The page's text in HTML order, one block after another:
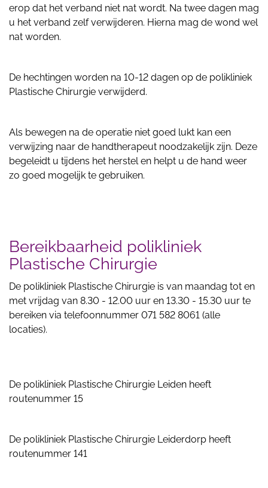
erop dat het verband niet nat wordt. Na twee dagen mag
u het verband zelf verwijderen. Hierna mag de wond wel
nat worden.
De hechtingen worden na 10-12 dagen op de polikliniek
Plastische Chirurgie verwijderd.
Als bewegen na de operatie niet goed lukt kan een
verwijzing naar de handtherapeut noodzakelijk zijn. Deze
begeleidt u tijdens het herstel en helpt u de hand weer
zo goed mogelijk te gebruiken.
Bereikbaarheid polikliniek
Plastische Chirurgie
De polikliniek Plastische Chirurgie is van maandag tot en
met vrijdag van 8.30 - 12.00 uur en 13.30 - 15.30 uur te
bereiken via telefoonnummer 071 582 8061 (alle
locaties).
De polikliniek Plastische Chirurgie Leiden heeft
routenummer 15
De polikliniek Plastische Chirurgie Leiderdorp heeft
routenummer 141